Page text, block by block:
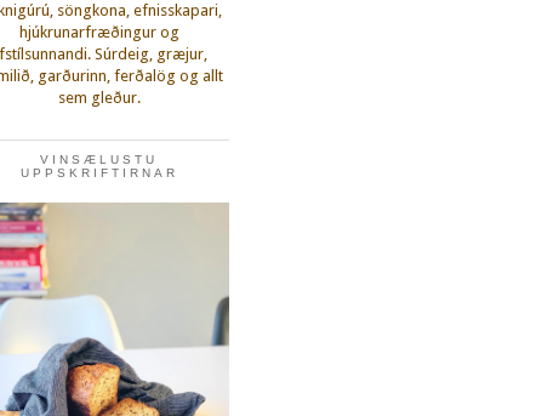
söngkona, efnisskapari,
hjúkrunarfræðingur og
Súrdeig, græjur,
garðurinn, ferðalög og allt
sem gleður.
VINSÆLUSTU
UPPSKRIFTIRNAR